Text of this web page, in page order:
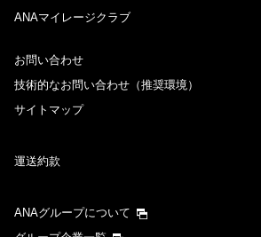
ANAマイレージクラブ
お問い合わせ
技術的なお問い合わせ（推奨環境）
サイトマップ
運送約款
ANAグループについて